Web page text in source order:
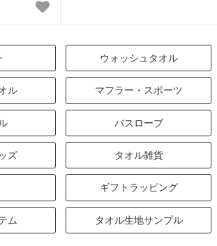
ウォッシュタオル
ル マフラー・スポーツ
バスローブ
ズ タオル雑貨
ギフトラッピング
ム タオル生地サンプル